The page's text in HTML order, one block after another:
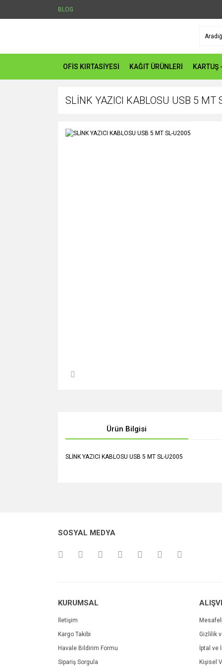
BLOG
OFİS KIRTASİYESİ KAĞIT ÜRÜNLERİ KARTUŞ
SLİNK YAZICI KABLOSU USB 5 MT
Ürün Bilgisi
SLİNK YAZICI KABLOSU USB 5 MT SL-U2005
Ürün açıklamasında eksik bilgiler bulunuyor.
SOSYAL MEDYA
KURUMSAL
İletişim
Kargo Takibi
Havale Bildirim Formu
Sipariş Sorgula
Gizlilik
İptal ve
Kişisel